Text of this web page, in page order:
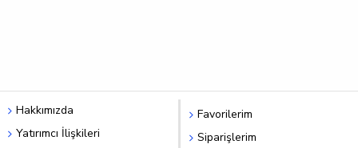
Hakkımızda
Yatırımcı İlişkileri
Favorilerim
Siparişlerim